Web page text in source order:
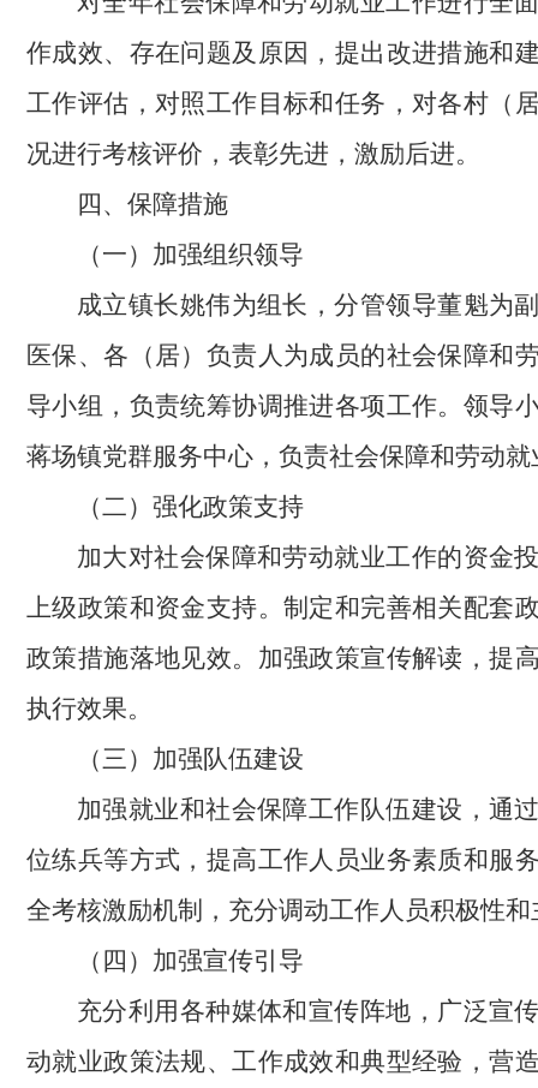
作成效、存在问题及原因，提出改进措施和
工作评估，对照工作目标和任务，对各村（
况进行考核评价，表彰先进，激励后进。
四、保障措施
（一）加强组织领导
成立镇长姚伟为组长，分管领导董魁为
医保、各（居）负责人为成员的社会保障和
导小组，负责统筹协调推进各项工作。领导
蒋场镇党群服务中心，负责社会保障和劳动
（二）强化政策支持
加大对社会保障和劳动就业工作的资金
上级政策和资金支持。制定和完善相关配套
政策措施落地见效。加强政策宣传解读，提
执行效果。
（三）加强队伍建设
加强就业和社会保障工作队伍建设，通
位练兵等方式，提高工作人员业务素质和服
全考核激励机制，充分调动工作人员积极性和
（四）加强宣传引导
充分利用各种媒体和宣传阵地，广泛宣
动就业政策法规、工作成效和典型经验，营